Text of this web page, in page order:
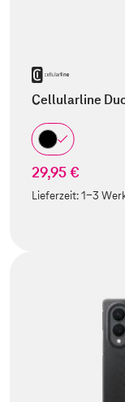
Cellularline
29,95 €
Lieferzeit:1-3